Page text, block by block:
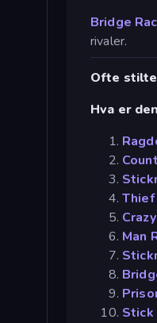
Bridge
rivaler.
Ofte
Hva er
Thief
Man
Stick